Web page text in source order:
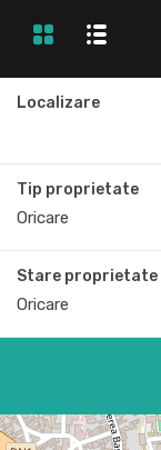
Localizare
Tip proprietate
Oricare
Stare proprietate
Oricare